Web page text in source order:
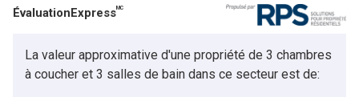
ÉvaluationExpressMC
La valeur approximative d'une propriété de 3 chambres
à coucher et 3 salles de bain dans ce secteur est de: